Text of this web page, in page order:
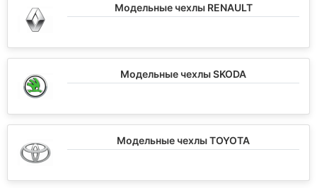
Модельные чехлы RENAULT
Модельные чехлы SKODA
Модельные чехлы TOYOTA